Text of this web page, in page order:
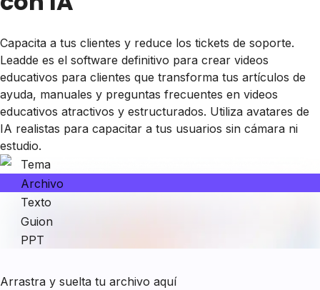
Capacita a tus clientes y reduce los tickets de soporte.
Leadde es el software definitivo para crear videos
educativos para clientes que transforma tus artículos de
ayuda, manuales y preguntas frecuentes en videos
educativos atractivos y estructurados. Utiliza avatares de
IA realistas para capacitar a tus usuarios sin cámara ni
estudio.
Tema
Archivo
Texto
Guion
PPT
Arrastra y suelta tu archivo aquí